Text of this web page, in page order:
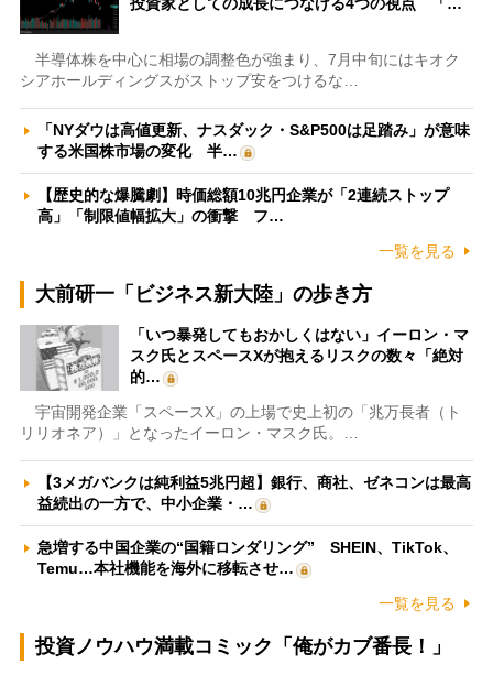
投資家としての成長につなげる4つの視点 「…
半導体株を中心に相場の調整色が強まり、7月中旬にはキオク
シアホールディングスがストップ安をつけるな…
「NYダウは高値更新、ナスダック・S&P500は足踏み」が意味
する米国株市場の変化 半…
【歴史的な爆騰劇】時価総額10兆円企業が「2連続ストップ
高」「制限値幅拡大」の衝撃 フ…
一覧を見る
大前研一「ビジネス新大陸」の歩き方
「いつ暴発してもおかしくはない」イーロン・マ
スク氏とスペースXが抱えるリスクの数々「絶対
的…
宇宙開発企業「スペースX」の上場で史上初の「兆万長者（ト
リリオネア）」となったイーロン・マスク氏。…
【3メガバンクは純利益5兆円超】銀行、商社、ゼネコンは最高
益続出の一方で、中小企業・…
急増する中国企業の“国籍ロンダリング” SHEIN、TikTok、
Temu…本社機能を海外に移転させ…
一覧を見る
投資ノウハウ満載コミック「俺がカブ番長！」